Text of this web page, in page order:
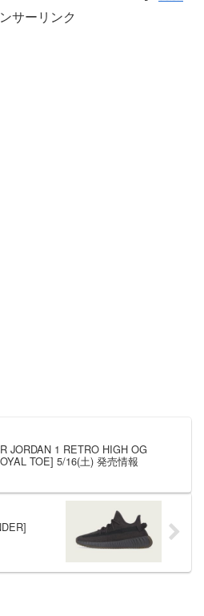
サーリンク
JORDAN 1 RETRO HIGH OG
TOE] 5/16(土) 発売情報